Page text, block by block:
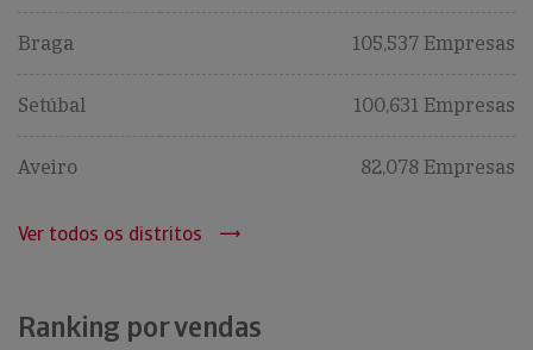
Braga 105,537 Empresas
Setúbal 100,631 Empresas
Aveiro 82,078 Empresas
Ver todos os distritos
Ranking por vendas